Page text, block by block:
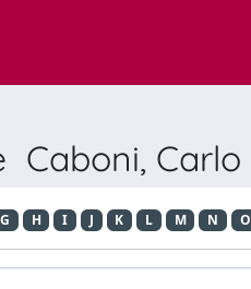
Caboni, Carlo
G H I J K L M N O